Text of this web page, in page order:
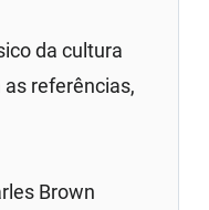
da cultura
referências,
Brown